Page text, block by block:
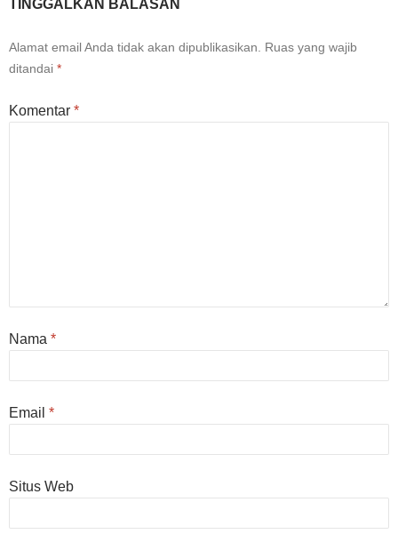
TINGGALKAN BALASAN
Alamat email Anda tidak akan dipublikasikan.
Ruas yang wajib
ditandai *
Komentar *
Nama *
Email *
Situs Web